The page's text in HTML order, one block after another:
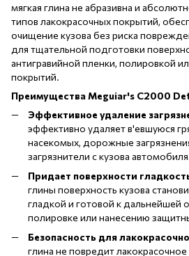
мягкая глина не абразивна и
типов лакокрасочных покрытий,
очищение кузова без риска
для тщательной подготовки
антигравийной пленки, полировкой
покрытий.
Преимущества Meguiar's C2000
Эффективное удаление
эффективно удаляет в'евшуюся
насекомых, дорожные
загрязнители с кузова
Придает поверхности
глины поверхность кузова
гладкой и готовой к дальнейшей
полировке или нанесению
Безопасность для
глина не повредит